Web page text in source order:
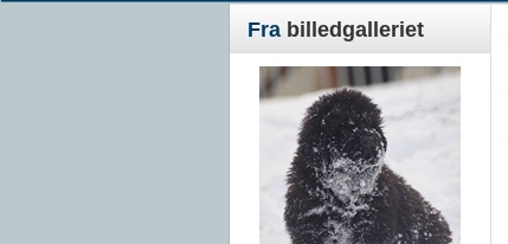
Frabilledgalleriet